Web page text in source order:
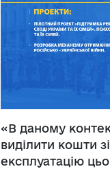
«В даному
виділити кошти
експлуатацію